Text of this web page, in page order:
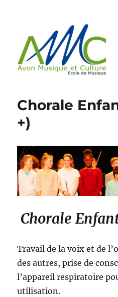
Chorale
+)
Chorale
Travail de la voix et de
des autres, prise de
l’appareil respiratoire
utilisation.